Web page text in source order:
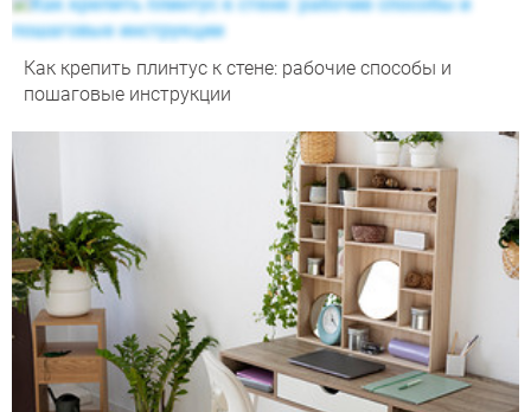
Как крепить плинтус к стене: рабочие способы и
пошаговые инструкции